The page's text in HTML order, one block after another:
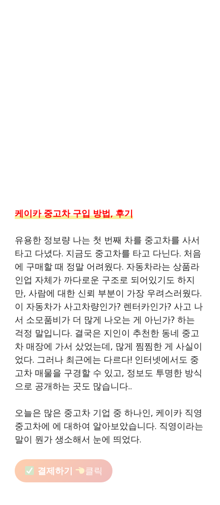
케이카 중고차 구입 방법, 후기
유용한 정보량 나는 첫 번째 차를 중고차를 사서
타고 다녔다. 지금도 중고차를 타고 다닌다. 처음
에 구매할 때 정말 어려웠다. 자동차라는 상품라
인업 자체가 까다로운 구조로 되어있기도 하지
만, 사람에 대한 신뢰 부분이 가장 우려스러웠다.
이 자동차가 사고차량인가? 렌터카인가? 사고 나
서 소모품비가 더 많게 나오는 게 아닌가? 하는
걱정 말입니다. 결국은 지인이 추천한 동네 중고
차 매장에 가서 샀었는데, 많게 찜찜한 게 사실이
었다. 그러나 최근에는 다르다! 인터넷에서도 중
고차 매물을 구경할 수 있고, 정보도 투명한 방식
으로 공개하는 곳도 많습니다..
오늘은 많은 중고차 기업 중 하나인, 케이카 직영
중고차에 에 대하여 알아보았습니다. 직영이라는
말이 뭔가 생소해서 눈에 띄었다.
결제하기 클릭